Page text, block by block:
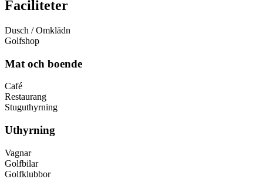
Faciliteter
Dusch / Omklädn
Golfshop
Mat och boende
Café
Restaurang
Stuguthyrning
Uthyrning
Vagnar
Golfbilar
Golfklubbor